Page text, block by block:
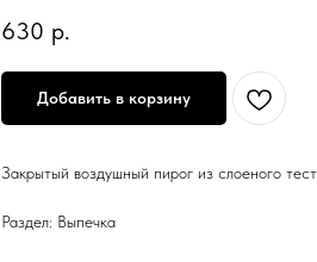
630 р.
Добавить в корзину
Закрытый воздушный пирог из слоеного
Раздел: Выпечка